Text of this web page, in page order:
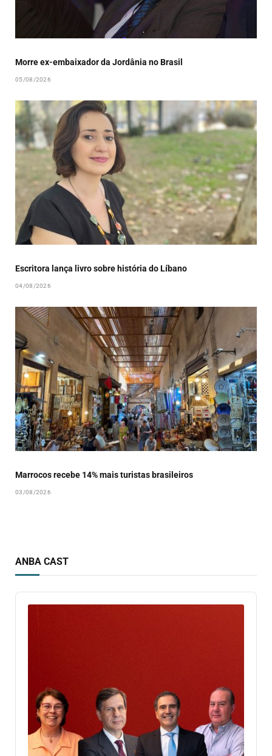
Morre ex-embaixador da Jordânia no Brasil
05/08/2026
Escritora lança livro sobre história do Líbano
04/08/2026
Marrocos recebe 14% mais turistas brasileiros
03/08/2026
ANBA CAST
Audio
Player